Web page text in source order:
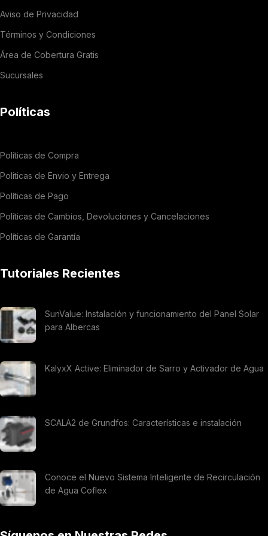
Aviso de Privacidad
Términos y Condiciones
Área de Cobertura Gratis
Sucursales
Políticas
Políticas de Compra
Politicas de Envio y Entrega
Políticas de Pago
Políticas de Cambios, Devoluciones y Cancelaciones
Políticas de Garantía
Tutoriales Recientes
SunValue: Instalación y funcionamiento del Panel Solar
para Albercas
KalyxX Active: Eliminador de Sarro y Activador de Agua
SCALA2 de Grundfos: Características e instalación
Conoce el Nuevo Sistema Inteligente de Recirculación
de Agua Coflex